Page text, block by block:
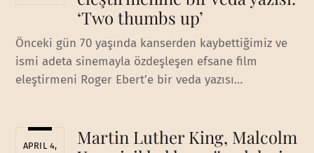
‘Two thumbs up’
Önceki gün 70 yaşında kanserden kaybettiğimiz ve
ismi adeta sinemayla özdeşleşen efsane film
eleştirmeni Roger Ebert’e bir veda yazısı…
APRIL 4,
Martin Luther King, Malcolm